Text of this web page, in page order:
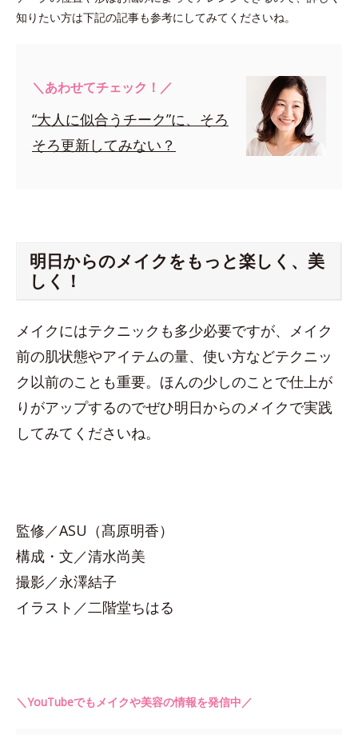
知りたい方は下記の記事も参考にしてみてくださいね。
＼あわせてチェック！／
“大人に似合うチーク”に、そろ
そろ更新してみない？
明日からのメイクをもっと楽しく、美
しく！
メイクにはテクニックも多少必要ですが、メイク
前の肌状態やアイテムの量、使い方などテクニッ
ク以前のことも重要。ほんの少しのことで仕上が
りがアップするのでぜひ明日からのメイクで実践
してみてくださいね。
監修／ASU（髙原明香）
構成・文／清水尚美
撮影／永澤結子
イラスト／二階堂ちはる
＼YouTubeでもメイクや美容の情報を発信中／